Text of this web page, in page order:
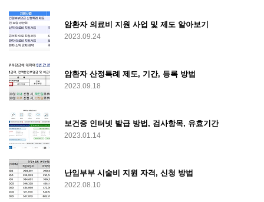
암환자 의료비 지원 사업 및 제도 알아보기
2023.09.24
암환자 산정특례 제도, 기간, 등록 방법
2023.09.18
보건증 인터넷 발급 방법, 검사항목, 유효기간
2023.01.14
난임부부 시술비 지원 자격, 신청 방법
2022.08.10